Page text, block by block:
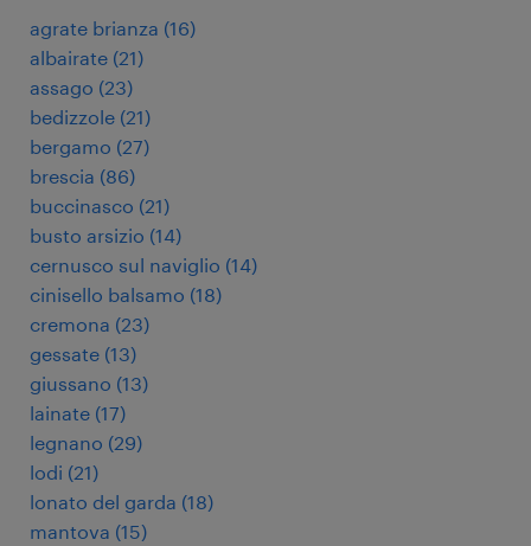
agrate brianza (16)
albairate (21)
assago (23)
bedizzole (21)
bergamo (27)
brescia (86)
buccinasco (21)
busto arsizio (14)
cernusco sul naviglio (14)
cinisello balsamo (18)
cremona (23)
gessate (13)
giussano (13)
lainate (17)
legnano (29)
lodi (21)
lonato del garda (18)
mantova (15)